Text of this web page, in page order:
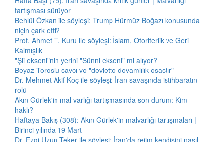
tartışması sürüyor
Behlül Özkan ile söyleşi: Trump Hürmüz Boğazı konusunda
niçin çark etti?
Prof. Ahmet T. Kuru ile söyleşi: İslam, Otoriterlik ve Geri
Kalmışlık
"Şii ekseni"nin yerini "Sünni ekseni" mi alıyor?
Beyaz Toroslu savcı ve "devlette devamlılık esastır"
Dr. Mehmet Akif Koç ile söyleşi: İran savaşında istihbaratın
rolü
Akın Gürlek'in mal varlığı tartışmasında son durum: Kim
haklı?
Haftaya Bakış (308): Akın Gürlek'in malvarlığı tartışmaları |
Birinci yılında 19 Mart
Dr. Ezgi Uzun Teker ile söyleşi: İran'da rejim kendisini nasıl